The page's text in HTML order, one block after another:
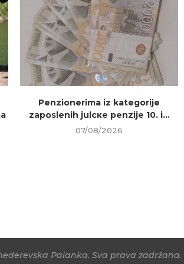
Penzionerima iz kategorije
zaposlenih julске penzije 10. i...
07/08/2026
Palanka. Sva prava